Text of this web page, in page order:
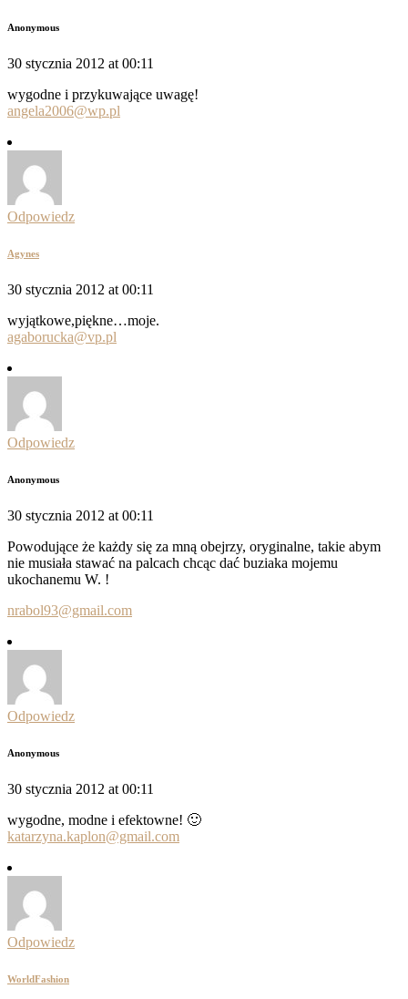
Anonymous
30 stycznia 2012 at 00:11
wygodne i przykuwające uwagę!
angela2006@wp.pl
Odpowiedz
Agynes
30 stycznia 2012 at 00:11
wyjątkowe,piękne…moje.
agaborucka@vp.pl
Odpowiedz
Anonymous
30 stycznia 2012 at 00:11
Powodujące że każdy się za mną obejrzy, oryginalne, takie abym
nie musiała stawać na palcach chcąc dać buziaka mojemu
ukochanemu W. !
nrabol93@gmail.com
Odpowiedz
Anonymous
30 stycznia 2012 at 00:11
wygodne, modne i efektowne! 🙂
katarzyna.kaplon@gmail.com
Odpowiedz
WorldFashion